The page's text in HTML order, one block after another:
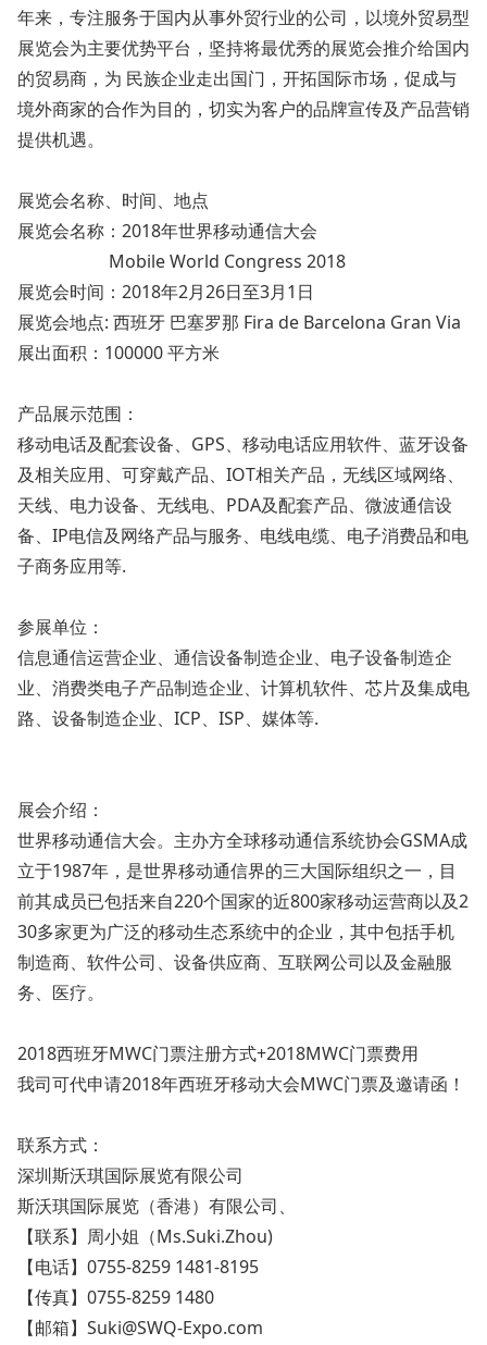
年来，专注服务于国内从事外贸行业的公司，以境外贸易型
展览会为主要优势平台，坚持将最优秀的展览会推介给国内
的贸易商，为 民族企业走出国门，开拓国际市场，促成与
境外商家的合作为目的，切实为客户的品牌宣传及产品营销
提供机遇。
展览会名称、时间、地点
展览会名称：2018年世界移动通信大会
Mobile World Congress 2018
展览会时间：2018年2月26日至3月1日
展览会地点: 西班牙 巴塞罗那 Fira de Barcelona Gran Via
展出面积：100000 平方米
产品展示范围：
移动电话及配套设备、GPS、移动电话应用软件、蓝牙设备
及相关应用、可穿戴产品、IOT相关产品，无线区域网络、
天线、电力设备、无线电、PDA及配套产品、微波通信设
备、IP电信及网络产品与服务、电线电缆、电子消费品和电
子商务应用等.
参展单位：
信息通信运营企业、通信设备制造企业、电子设备制造企
业、消费类电子产品制造企业、计算机软件、芯片及集成电
路、设备制造企业、ICP、ISP、媒体等.
展会介绍：
世界移动通信大会。主办方全球移动通信系统协会GSMA成
立于1987年，是世界移动通信界的三大国际组织之一，目
前其成员已包括来自220个国家的近800家移动运营商以及2
30多家更为广泛的移动生态系统中的企业，其中包括手机
制造商、软件公司、设备供应商、互联网公司以及金融服
务、医疗。
2018西班牙MWC门票注册方式+2018MWC门票费用
我司可代申请2018年西班牙移动大会MWC门票及邀请函！
联系方式：
深圳斯沃琪国际展览有限公司
斯沃琪国际展览（香港）有限公司、
【联系】周小姐（Ms.Suki.Zhou)
【电话】0755-8259 1481-8195
【传真】0755-8259 1480
【邮箱】Suki@SWQ-Expo.com